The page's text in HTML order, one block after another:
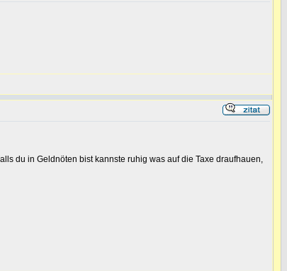
du in Geldnöten bist kannste ruhig was auf die Taxe draufhauen,